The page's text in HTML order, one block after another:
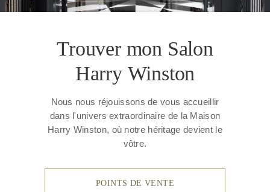
Trouver mon Salon
Harry Winston
Nous nous réjouissons de vous accueillir
dans l'univers extraordinaire de la Maison
Harry Winston, où notre héritage devient le
vôtre.
POINTS DE VENTE